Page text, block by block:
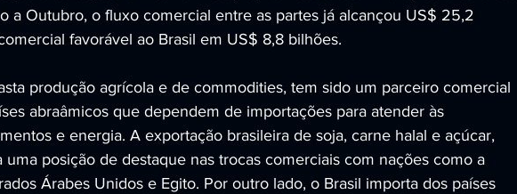
a Outubro, o fluxo comercial entre as partes já alcançou US$ 25,2
favorável ao Brasil em US$ 8,8 bilhões.
produção agrícola e de commodities, tem sido um parceiro comercial
abraâmicos que dependem de importações para atender às
e energia. A exportação brasileira de soja, carne halal e açúcar,
uma posição de destaque nas trocas comerciais com nações como a
Árabes Unidos e Egito. Por outro lado, o Brasil importa dos países